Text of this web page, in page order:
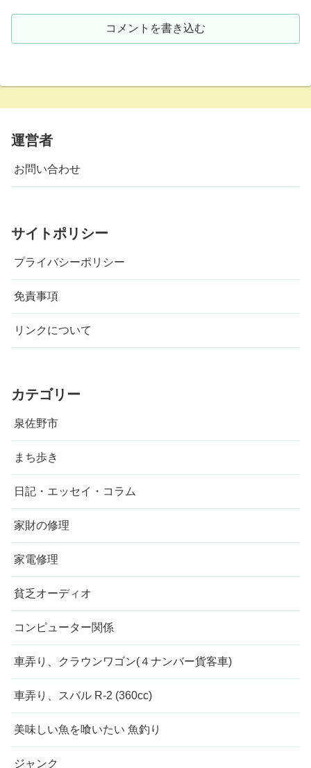
コメントを書き込む
運営者
お問い合わせ
サイトポリシー
プライバシーポリシー
免責事項
リンクについて
カテゴリー
泉佐野市
まち歩き
日記・エッセイ・コラム
家財の修理
家電修理
貧乏オーディオ
コンピューター関係
車弄り、クラウンワゴン(４ナンバー貨客車)
車弄り、スバル R-2 (360cc)
美味しい魚を喰いたい 魚釣り
ジャンク